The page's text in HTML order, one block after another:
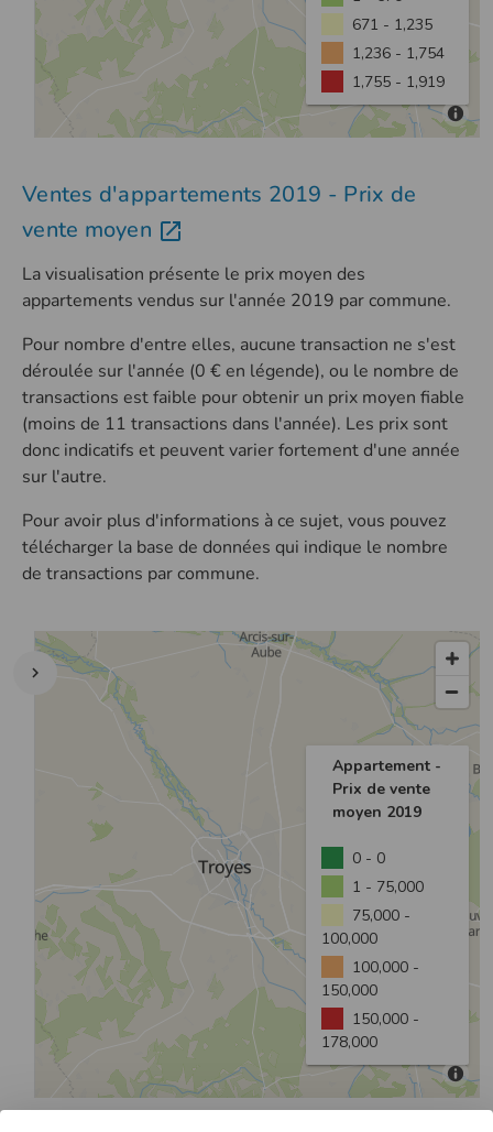
Ventes d'appartements 2019 - Prix de
vente moyen
La visualisation présente le prix moyen des
appartements vendus sur l'année 2019 par commune.
Pour nombre d'entre elles, aucune transaction ne s'est
déroulée sur l'année (0 € en légende), ou le nombre de
transactions est faible pour obtenir un prix moyen fiable
(moins de 11 transactions dans l'année). Les prix sont
donc indicatifs et peuvent varier fortement d'une année
sur l'autre.
Pour avoir plus d'informations à ce sujet, vous pouvez
télécharger la base de données qui indique le nombre
de transactions par commune.